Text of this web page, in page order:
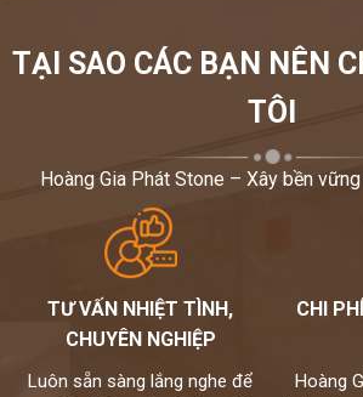
TẠI SAO CÁC BẠN NÊN
TÔI
Hoàng Gia Phát Stone – Xây bền
TƯ VẤN NHIỆT TÌNH,
CHUYÊN NGHIỆP
Luôn sẵn sàng lắng nghe để
CHI
Hoàng